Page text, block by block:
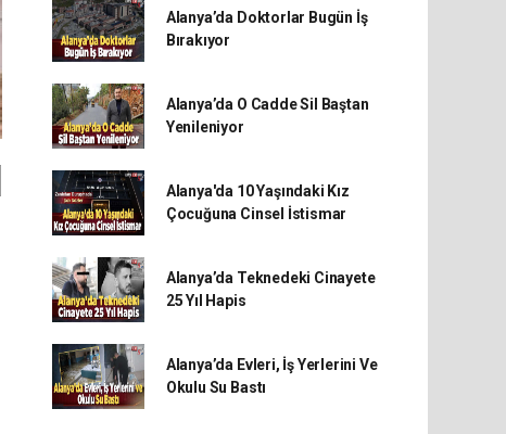
Alanya’da Doktorlar Bugün İş
Bırakıyor
Alanya’da O Cadde Sil Baştan
Yenileniyor
Alanya'da 10 Yaşındaki Kız
Çocuğuna Cinsel İstismar
Alanya’da Teknedeki Cinayete
25 Yıl Hapis
Alanya’da Evleri, İş Yerlerini Ve
Okulu Su Bastı